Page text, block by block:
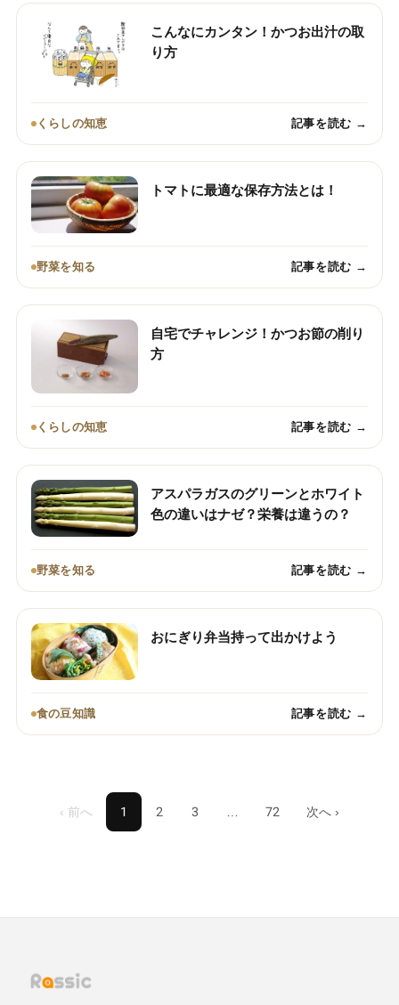
こんなにカンタン！かつお出汁の取
り方
くらしの知恵 記事を読む →
トマトに最適な保存方法とは！
野菜を知る 記事を読む →
自宅でチャレンジ！かつお節の削り
方
くらしの知恵 記事を読む →
アスパラガスのグリーンとホワイト
色の違いはナゼ？栄養は違うの？
野菜を知る 記事を読む →
おにぎり弁当持って出かけよう
食の豆知識 記事を読む →
‹ 前へ 1 2 3 72 次へ ›